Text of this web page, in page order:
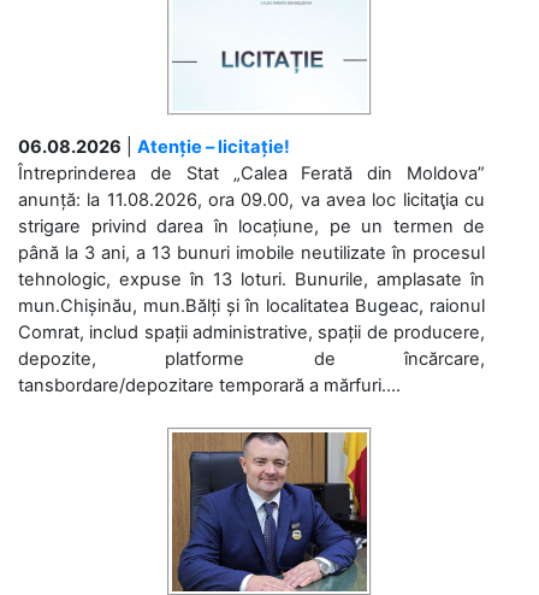
06.08.2026
Atenție – licitație!
Întreprinderea de Stat „Calea Ferată din Moldova”
anunță: la 11.08.2026, ora 09.00, va avea loc licitaţia cu
strigare privind darea în locațiune, pe un termen de
până la 3 ani, a 13 bunuri imobile neutilizate în procesul
tehnologic, expuse în 13 loturi. Bunurile, amplasate în
mun.Chișinău, mun.Bălți și în localitatea Bugeac, raionul
Comrat, includ spații administrative, spații de producere,
depozite, platforme de încărcare,
tansbordare/depozitare temporară a mărfuri....